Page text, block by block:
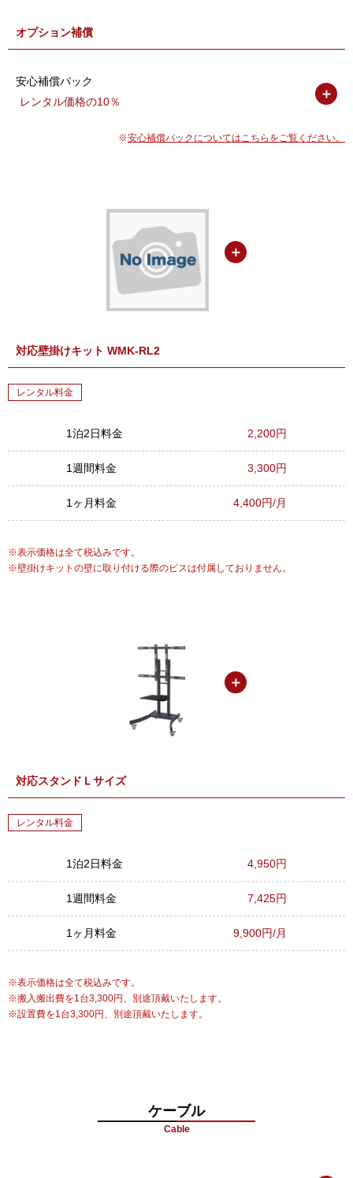
定格消費電力
オプション補償
安心補償パック
レンタル価格の10％
＋
安心補償パックについてはこちらをご覧ください。
＋
対応壁掛けキット WMK-RL2
レンタル料金
1泊2日料金 2,200円
1週間料金 3,300円
1ヶ月料金 4,400円/月
表示価格は全て税込みです。
壁掛けキットの壁に取り付ける際のビスは付属しておりません。
＋
対応スタンドＬサイズ
レンタル料金
1泊2日料金 4,950円
1週間料金 7,425円
1ヶ月料金 9,900円/月
表示価格は全て税込みです。
搬入搬出費を1台3,300円、別途頂戴いたします。
設置費を1台3,300円、別途頂戴いたします。
ケーブル
Cable